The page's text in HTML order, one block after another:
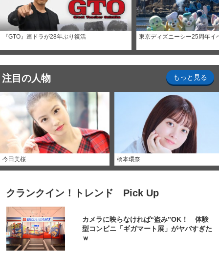
『GTO』連ドラが28年ぶり復活 東京ディズニーシー25周年イ
注目の人物 もっと見る
今田美桜 橋本環奈
クランクイン！トレンド Pick Up
カメラに映らなければ“盗み”OK！ 体験
型コンビニ「ギガマート展」がヤバすぎた
ｗ